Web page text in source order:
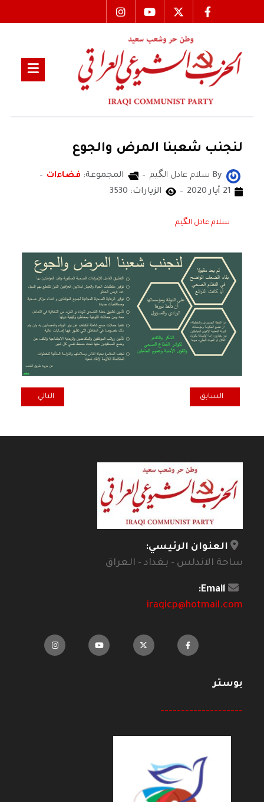
لنجنب شعبنا المرض والجوع
By سلام عادل الگيم المجموعة: فضاءات
21 أيار 2020
الزيارات: 3530
سلام عادل الگيم
المقال السابق: القريشي ووحيد: دراما رمضان الحالي اختلفت عن
السابق المقال التالي:
التالي
العنوان الرئيسي:
ساحة الاندلس - بغداد - العراق
Email:
iraqicp@hotmail.com
بوستر
--------------------